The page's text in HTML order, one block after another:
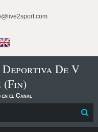
De V
(Fin)
en el Canal